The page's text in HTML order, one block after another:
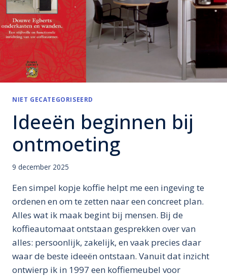
NIET GECATEGORISEERD
Ideeën beginnen bij
ontmoeting
9 december 2025
Een simpel kopje koffie helpt me een ingeving te
ordenen en om te zetten naar een concreet plan.
Alles wat ik maak begint bij mensen. Bij de
koffieautomaat ontstaan gesprekken over van
alles: persoonlijk, zakelijk, en vaak precies daar
waar de beste ideeën ontstaan. Vanuit dat inzicht
ontwierp ik in 1997 een koffiemeubel voor